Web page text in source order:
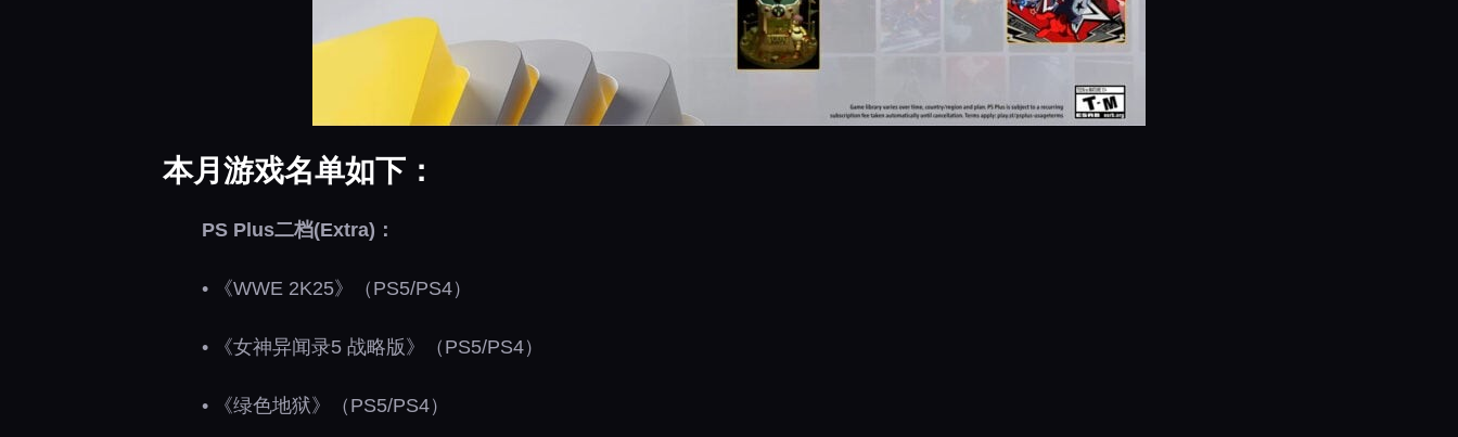
本月游戏名单如下：
PS Plus二档(Extra)：
• 《WWE 2K25》（PS5/PS4）
• 《女神异闻录5 战略版》（PS5/PS4）
• 《绿色地狱》（PS5/PS4）